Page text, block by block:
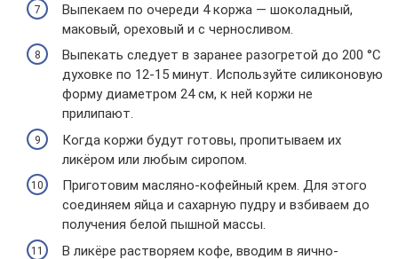
Выпекаем по очереди 4 коржа — шоколадный,
маковый, ореховый и с черносливом.
Выпекать следует в заранее разогретой до 200 °C
духовке по 12-15 минут. Используйте силиконовую
форму диаметром 24 см, к ней коржи не
прилипают.
Когда коржи будут готовы, пропитываем их
ликёром или любым сиропом.
Приготовим масляно-кофейный крем. Для этого
соединяем яйца и сахарную пудру и взбиваем до
получения белой пышной массы.
В ликёре растворяем кофе, вводим в яично-